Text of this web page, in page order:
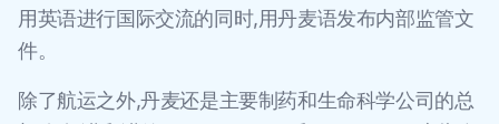
用英语进行国际交流的同时,用丹麦语发布内部监管文
件。
除了航运之外,丹麦还是主要制药和生命科学公司的总